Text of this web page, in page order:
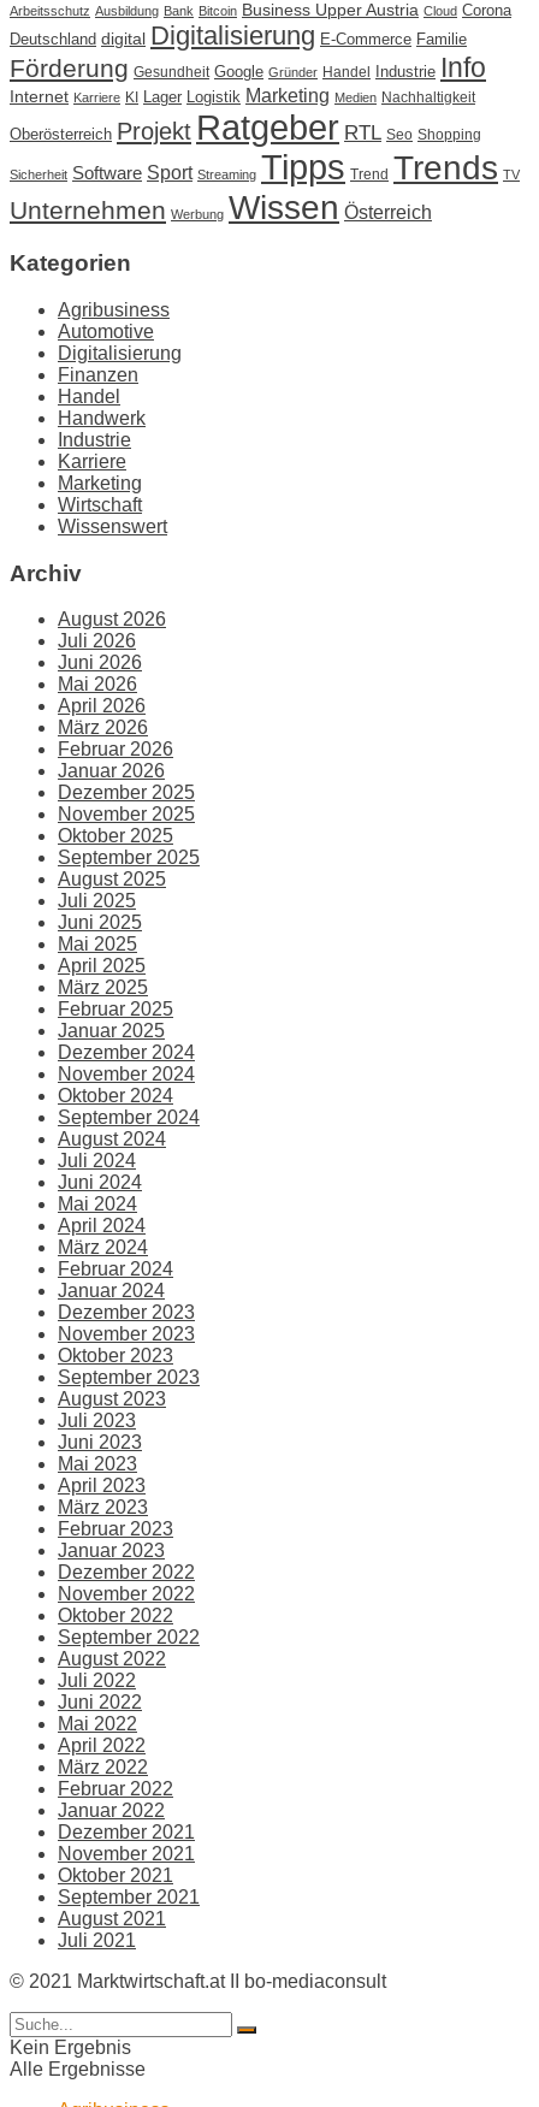
Arbeitsschutz Ausbildung Bank Bitcoin Business Upper Austria Cloud Corona
Deutschland digital Digitalisierung E-Commerce Familie
Förderung Gesundheit Google Gründer Handel Industrie Info
Internet Karriere KI Lager Logistik Marketing Medien Nachhaltigkeit
Oberösterreich Projekt Ratgeber RTL Seo Shopping
Sicherheit Software Sport Streaming Tipps Trend Trends TV
Unternehmen Werbung Wissen Österreich
Kategorien
Agribusiness
Automotive
Digitalisierung
Finanzen
Handel
Handwerk
Industrie
Karriere
Marketing
Wirtschaft
Wissenswert
Archiv
August 2026
Juli 2026
Juni 2026
Mai 2026
April 2026
März 2026
Februar 2026
Januar 2026
Dezember 2025
November 2025
Oktober 2025
September 2025
August 2025
Juli 2025
Juni 2025
Mai 2025
April 2025
März 2025
Februar 2025
Januar 2025
Dezember 2024
November 2024
Oktober 2024
September 2024
August 2024
Juli 2024
Juni 2024
Mai 2024
April 2024
März 2024
Februar 2024
Januar 2024
Dezember 2023
November 2023
Oktober 2023
September 2023
August 2023
Juli 2023
Juni 2023
Mai 2023
April 2023
März 2023
Februar 2023
Januar 2023
Dezember 2022
November 2022
Oktober 2022
September 2022
August 2022
Juli 2022
Juni 2022
Mai 2022
April 2022
März 2022
Februar 2022
Januar 2022
Dezember 2021
November 2021
Oktober 2021
September 2021
August 2021
Juli 2021
© 2021 Marktwirtschaft.at II bo-mediaconsult
Kein Ergebnis
Alle Ergebnisse